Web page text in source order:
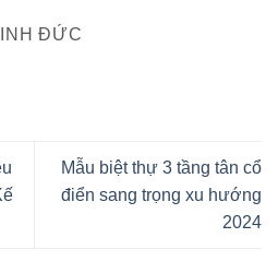
ĐỨC
Mẫu biệt thự 3 tầng tân cổ
điển sang trọng xu hướng
2024